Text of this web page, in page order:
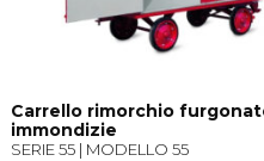
Carrello rimorchio
immondizie
SERIE 55 | MODELLO 55